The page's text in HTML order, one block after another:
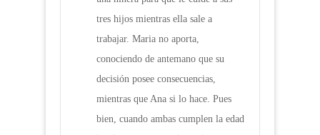
tres hijos mientras ella sale a
trabajar. Maria no aporta,
conociendo de antemano que su
decisión posee consecuencias,
mientras que Ana si lo hace. Pues
bien, cuando ambas cumplen la edad